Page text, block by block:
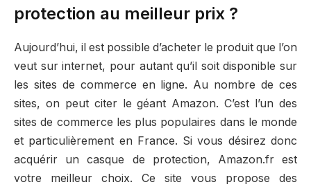
protection au meilleur prix ?
Aujourd’hui, il est possible d’acheter le produit que l’on
veut sur internet, pour autant qu’il soit disponible sur
les sites de commerce en ligne. Au nombre de ces
sites, on peut citer le géant Amazon. C’est l’un des
sites de commerce les plus populaires dans le monde
et particulièrement en France. Si vous désirez donc
acquérir un casque de protection, Amazon.fr est
votre meilleur choix. Ce site vous propose des